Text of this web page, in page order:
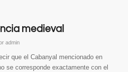
medieval
admin
que el Cabanyal mencionado en
se corresponde exactamente con el